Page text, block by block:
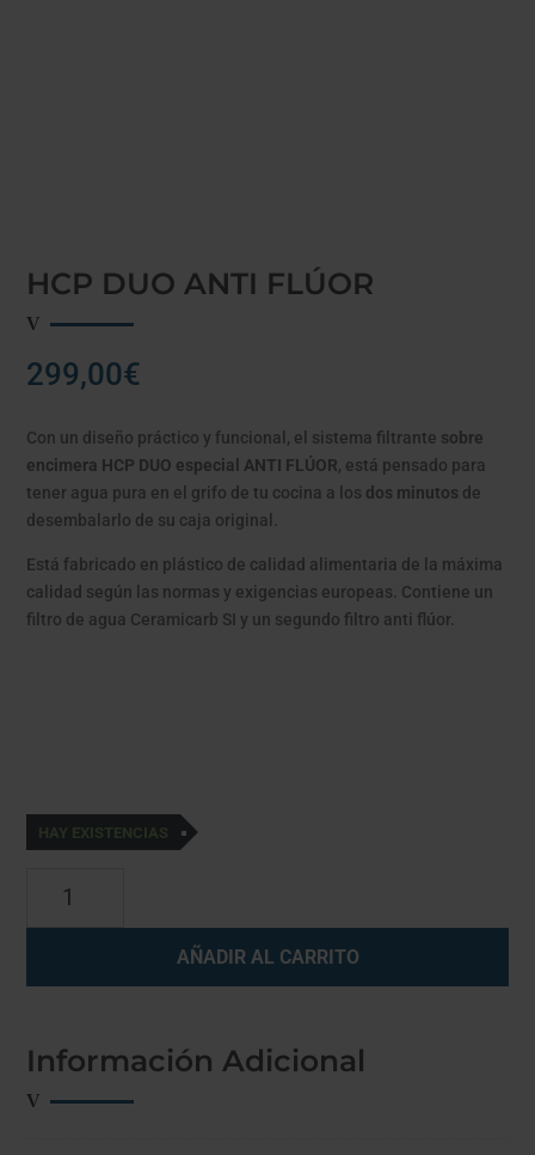
HCP DUO ANTI FLÚOR
299,00€
Con un diseño práctico y funcional, el sistema filtrante sobre
encimera HCP DUO especial ANTI FLÚOR, está pensado para
tener agua pura en el grifo de tu cocina a los dos minutos de
desembalarlo de su caja original.
Está fabricado en plástico de calidad alimentaria de la máxima
calidad según las normas y exigencias europeas. Contiene un
filtro de agua Ceramicarb SI y un segundo filtro anti flúor.
HAY EXISTENCIAS
cantidad
AÑADIR AL CARRITO
Información Adicional